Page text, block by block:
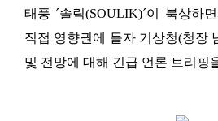
태풍 ´솔릭(SOULIK)´이 북상하면
직접 영향권에 들자 기상청(청장
및 전망에 대해 긴급 언론 브리핑